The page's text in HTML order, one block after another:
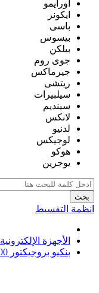
اورايمو
ايكونز
باسى
بيسوس
بيلكن
جوى روم
جيرماكس
ريتشى
سيلبيرات
سينديم
لانكس
لدنيو
لوجيكس
هوكو
يوجرين
بحث
انظمة التقسيط
الأجهزة الإلكترونية
بنكيو بروجيكتور 4000 لومن موديل MX560C